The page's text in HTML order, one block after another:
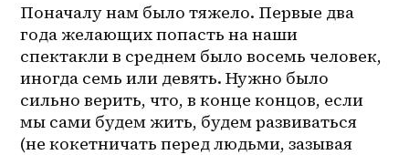
Поначалу нам было тяжело. Первые два
года желающих попасть на наши
спектакли в среднем было восемь человек,
иногда семь или девять. Нужно было
сильно верить, что, в конце концов, если
мы сами будем жить, будем развиваться
(не кокетничать перед людьми, зазывая